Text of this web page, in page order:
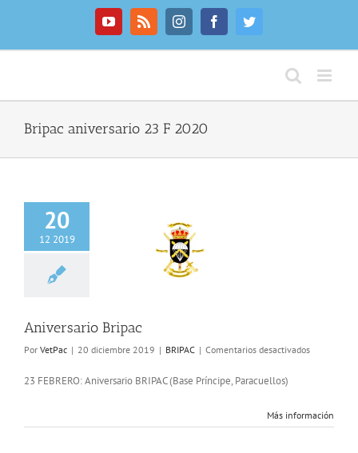
YouTubeRss InstagramFacebookTwitter
Bripac aniversario 23 F 2020
20
12 2019
Bripac
Aniversario Bripac
Por VetPac | 20 diciembre 2019 | BRIPAC | Comentarios desactivadosen
23 FEBRERO: Aniversario BRIPAC (Base Príncipe, Paracuellos)
Más información